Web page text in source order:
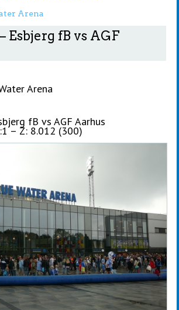
Arena
Esbjerg fB vs AGF
Arena
fB vs AGF Aarhus
– Z: 8.012 (300)